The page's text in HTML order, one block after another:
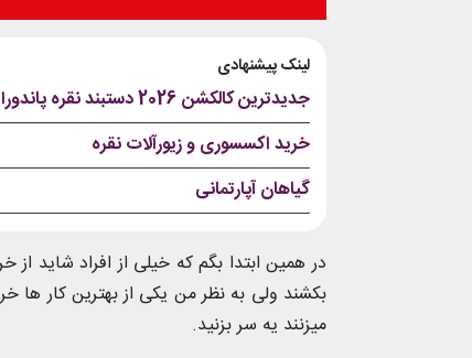
لینک پیشنهادی
جدیدترین کالکشن 2026 دستبند نقره پاندورا
خرید اکسسوری و زیورآلات نقره
گیاهان آپارتمانی
در همین ابتدا بگم که خیلی از افراد شاید
بکشند ولی به نظر من یکی از بهترین کار
میزنند یه سر بزنید.